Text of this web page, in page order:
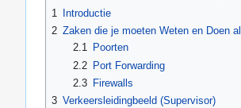
1
Introductie
2 Zaken die je moeten Weten en Doen
2.1
Poorten
2.2 Port Forwarding
2.3
Firewalls
3 Verkeersleidingbeeld (Supervisor)